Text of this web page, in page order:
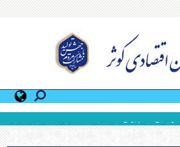
- صهیونی